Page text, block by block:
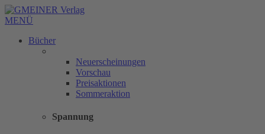
MENÜ
Bücher
Neuerscheinungen
Vorschau
Preisaktionen
Sommeraktion
Spannung